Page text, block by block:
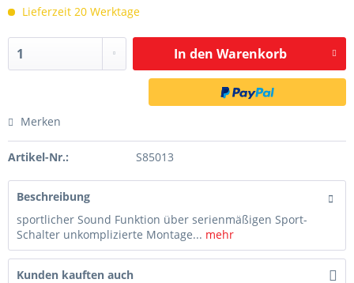
Lieferzeit 20 Werktage
In den Warenkorb
Merken
Artikel-Nr.: S85013
Beschreibung
sportlicher Sound Funktion über serienmäßigen Sport-
Schalter unkomplizierte Montage... mehr
Kunden kauften auch